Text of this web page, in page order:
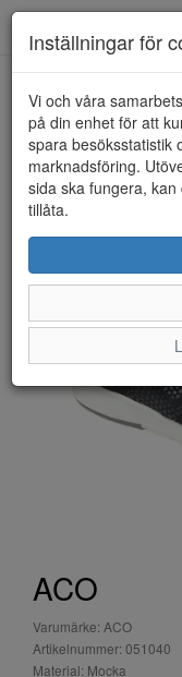
HEM ACO
ACO
Varumärke: ACO
Artikelnummer: 051040
Material: Mocka
Inställningar för
Vi och våra
på din enhet för att
spara besöksstatistik
marknadsföring.
sida ska fungera,
tillåta.